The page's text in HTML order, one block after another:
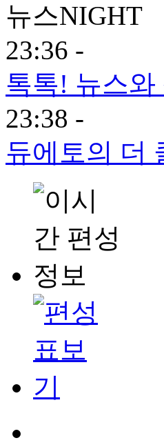
뉴스NIGHT
23:36 -
톡톡! 뉴스와
23:38 -
듀에토의 더